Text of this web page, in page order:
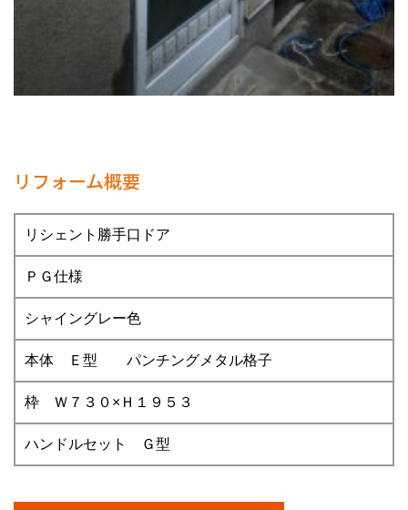
リフォーム概要
リシェント勝手口ドア
ＰＧ仕様
シャイングレー色
本体 Ｅ型 パンチングメタル格子
枠 Ｗ７３０×Ｈ１９５３
ハンドルセット Ｇ型